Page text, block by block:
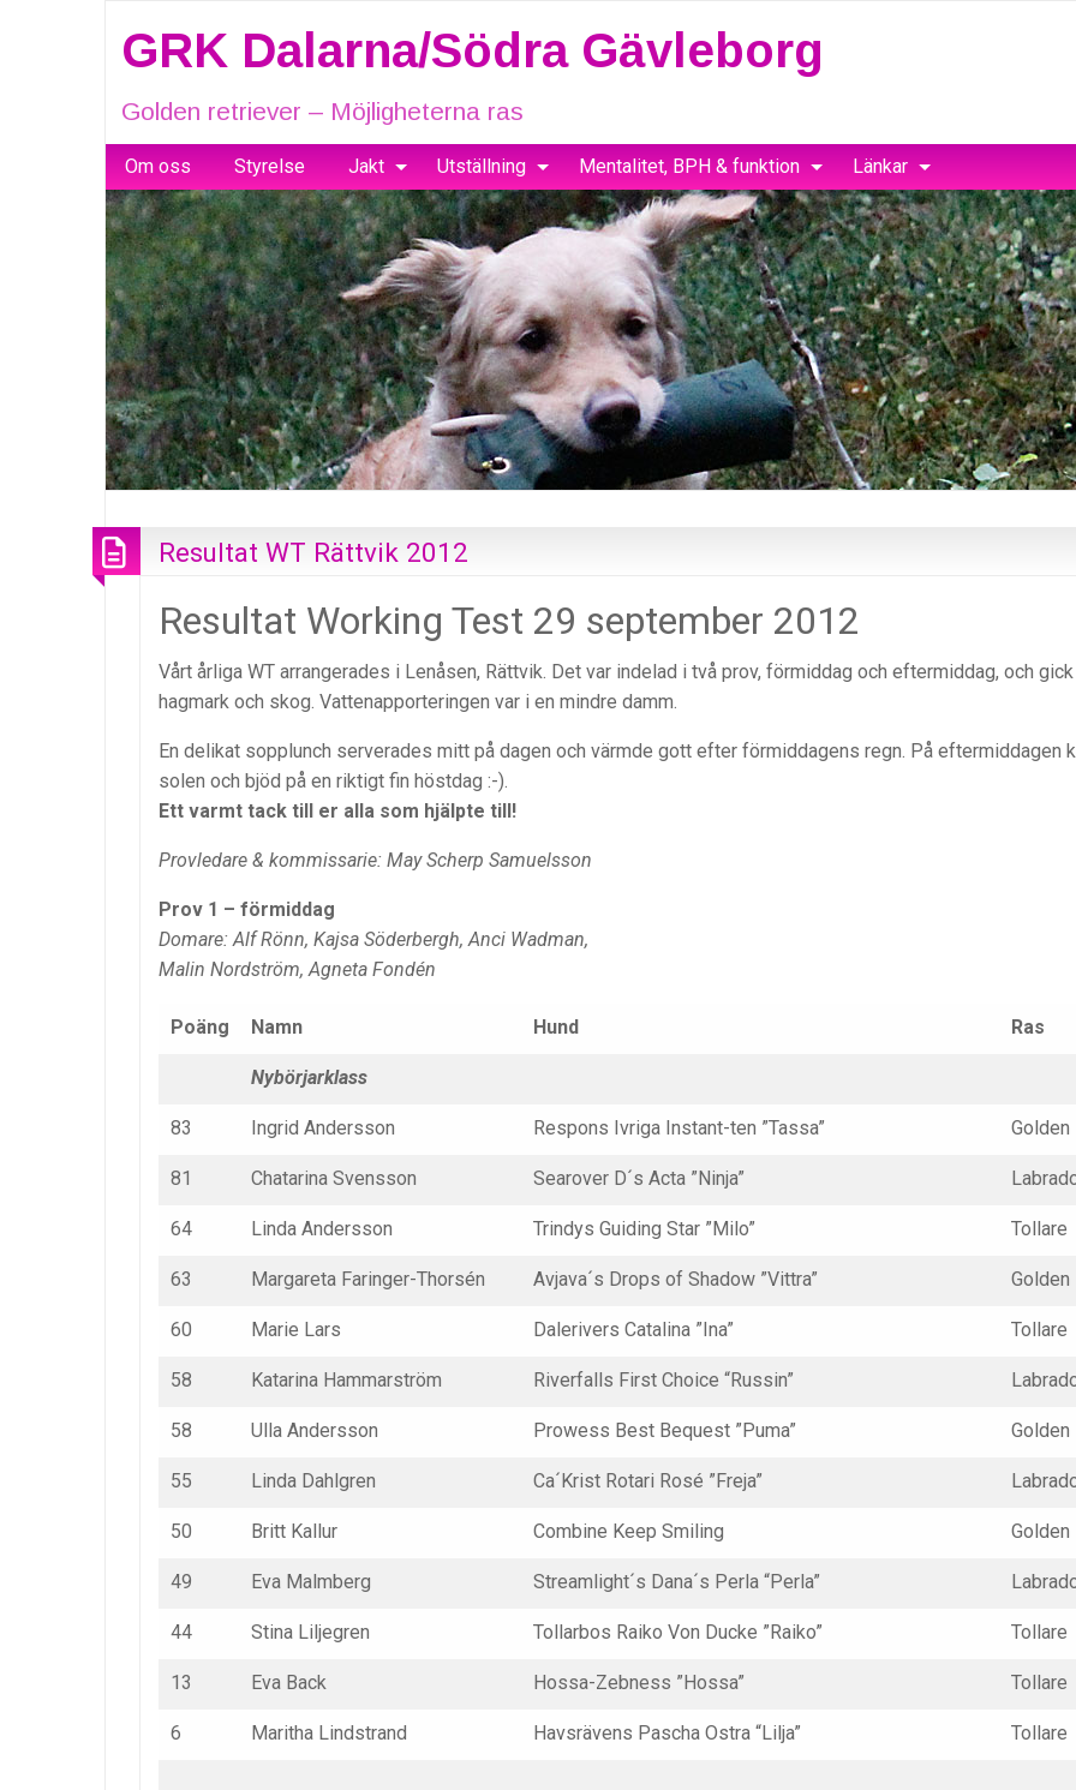
GRK Dalarna/Södra Gävleborg
Golden retriever – Möjligheterna ras
Om oss Styrelse Jakt Utställning Mentalitet, BPH & funktion Länkar
Resultat WT Rättvik 2012
Resultat Working Test 29 september 2012
Vårt årliga WT arrangerades i Lenåsen, Rättvik. Det var indelad i två prov, förmiddag och eftermiddag, och
hagmark och skog. Vattenapporteringen var i en mindre damm.
En delikat sopplunch serverades mitt på dagen och värmde gott efter förmiddagens regn. På eftermiddagen
solen och bjöd på en riktigt fin höstdag :-).
Ett varmt tack till er alla som hjälpte till!
Provledare & kommissarie: May Scherp Samuelsson
Prov 1 – förmiddag
Domare: Alf Rönn, Kajsa Söderbergh, Anci Wadman,
Malin Nordström, Agneta Fondén
Poäng Namn Hund Ras
Nybörjarklass
83 Ingrid Andersson Respons Ivriga Instant-ten ”Tassa” Golden
81 Chatarina Svensson Searover D´s Acta ”Ninja”
64 Linda Andersson Trindys Guiding Star ”Milo” Tollare
63 Margareta Faringer-Thorsén Avjava´s Drops of Shadow ”Vittra” Golden
60 Marie Lars Dalerivers Catalina ”Ina” Tollare
58 Katarina Hammarström Riverfalls First Choice “Russin”
58 Ulla Andersson Prowess Best Bequest ”Puma” Golden
55 Linda Dahlgren Ca´Krist Rotari Rosé ”Freja”
50 Britt Kallur Combine Keep Smiling Golden
49 Eva Malmberg Streamlight´s Dana´s Perla “Perla”
44 Stina Liljegren Tollarbos Raiko Von Ducke ”Raiko” Tollare
13 Eva Back Hossa-Zebness ”Hossa” Tollare
6 Maritha Lindstrand Havsrävens Pascha Ostra “Lilja” Tollare